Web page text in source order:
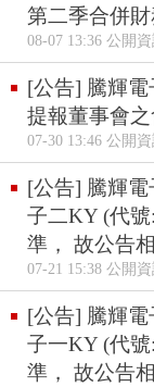
第二季合併
08-07 13:36 公開
[公告] 騰輝電
提報董事會
07-30 13:46 公開
[公告] 騰輝
子二KY (代
準， 故公告
07-21 15:38 公開
[公告] 騰輝
子一KY (代
準， 故公告